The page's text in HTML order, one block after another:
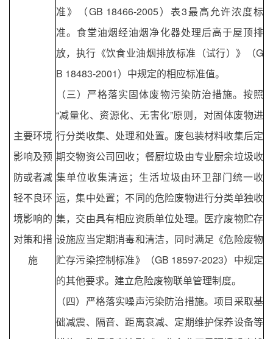
主要环境
影响及预
防或者减
轻不良环
境影响的
对策和措
施
准》（GB 18466-2005）表3最高允许浓度标
准。食堂油烟经油烟净化器处理后高于屋顶排
放，执行《饮食业油烟排放标准（试行）》（G
B 18483-2001）中规定的相应标准值。
（三）严格落实固体废物污染防治措施。按照
“减量化、资源化、无害化”原则，对固体废物进
行分类收集、处理和处置。废包装材料收集后定
期交物资公司回收；餐厨垃圾由专业厨余垃圾收
集单位收集清运；生活垃圾由环卫部门统一收
运，集中处置；不同的危险废物进行分类单独收
集，交由具有相应资质单位处理。医疗废物贮存
设施应当定期消毒和清洁，同时满足《危险废物
贮存污染控制标准》（GB 18597-2023）中规定
的其他要求。建立危险废物联单管理制度。
（四）严格落实噪声污染防治措施。项目采取基
础减震、隔音、距离衰减、定期维护保养设备等